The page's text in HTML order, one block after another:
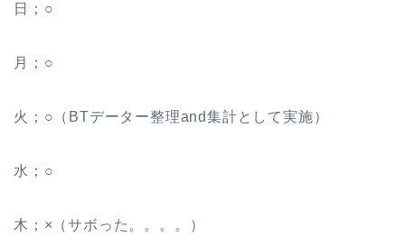
日；○
月；○
火；○（BTデーター整理and集計として実施）
水；○
木；×（サボった。。。。）